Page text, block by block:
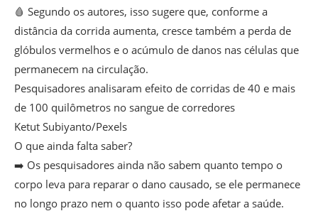
🩸 Segundo os autores, isso sugere que, conforme a
distância da corrida aumenta, cresce também a perda de
glóbulos vermelhos e o acúmulo de danos nas células que
permanecem na circulação.
Pesquisadores analisaram efeito de corridas de 40 e mais
de 100 quilômetros no sangue de corredores
Ketut Subiyanto/Pexels
O que ainda falta saber?
➡️ Os pesquisadores ainda não sabem quanto tempo o
corpo leva para reparar o dano causado, se ele permanece
no longo prazo nem o quanto isso pode afetar a saúde.